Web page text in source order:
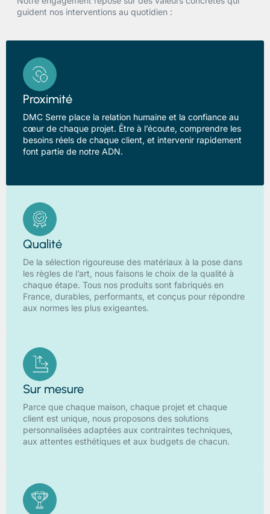
guident nos interventions au quotidien :
Proximité
DMC Serre place la relation humaine et la confiance au
cœur de chaque projet. Être à l’écoute, comprendre les
besoins réels de chaque client, et intervenir rapidement
font partie de notre ADN.
Qualité
De la sélection rigoureuse des matériaux à la pose dans
les règles de l’art, nous faisons le choix de la qualité à
chaque étape. Tous nos produits sont fabriqués en
France, durables, performants, et conçus pour répondre
aux normes les plus exigeantes.
Sur mesure
Parce que chaque maison, chaque projet et chaque
client est unique, nous proposons des solutions
personnalisées adaptées aux contraintes techniques,
aux attentes esthétiques et aux budgets de chacun.